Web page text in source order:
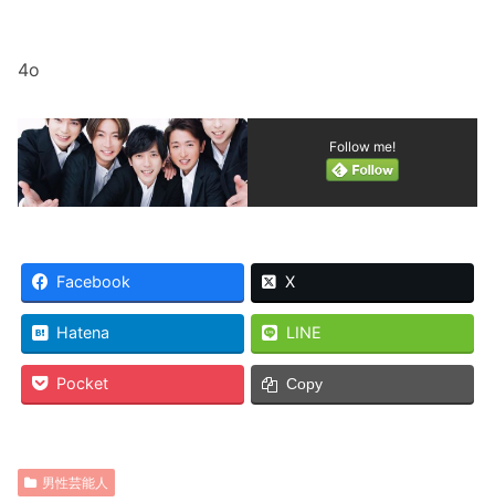
4o
Follow me!
Facebook X
Hatena LINE
Pocket Copy
男性芸能人